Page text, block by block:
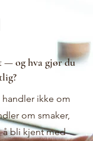
— og hva gjør du
ikke om
om smaker,
å bli kjent med